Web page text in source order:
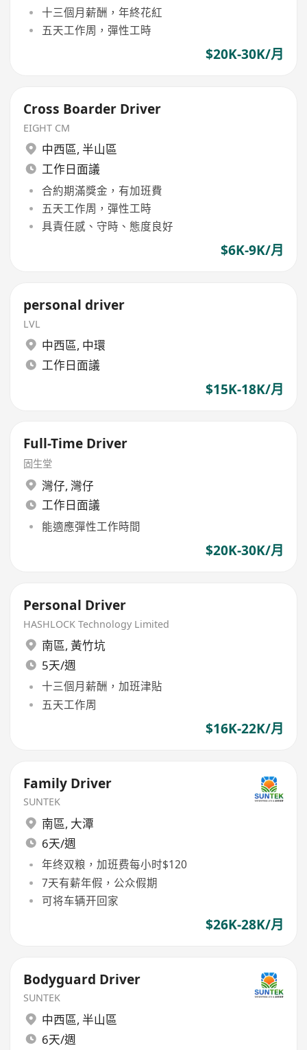
十三個月薪酬，年終花紅
五天工作周，彈性工時
$20K-30K/月
Cross Boarder Driver
EIGHT CM
中西區, 半山區
工作日面議
合約期滿獎金，有加班費
五天工作周，彈性工時
具責任感、守時、態度良好
$6K-9K/月
personal driver
LVL
中西區, 中環
工作日面議
$15K-18K/月
Full-Time Driver
固生堂
灣仔, 灣仔
工作日面議
能適應彈性工作時間
$20K-30K/月
Personal Driver
HASHLOCK Technology Limited
南區, 黃竹坑
5天/週
十三個月薪酬，加班津貼
五天工作周
$16K-22K/月
Family Driver
SUNTEK
南區, 大潭
6天/週
年终双粮，加班费每小时$120
7天有薪年假，公众假期
可将车辆开回家
$26K-28K/月
Bodyguard Driver
SUNTEK
中西區, 半山區
6天/週